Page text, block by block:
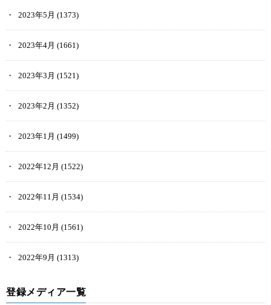
2023年5月 (1373)
2023年4月 (1661)
2023年3月 (1521)
2023年2月 (1352)
2023年1月 (1499)
2022年12月 (1522)
2022年11月 (1534)
2022年10月 (1561)
2022年9月 (1313)
登録メディア一覧